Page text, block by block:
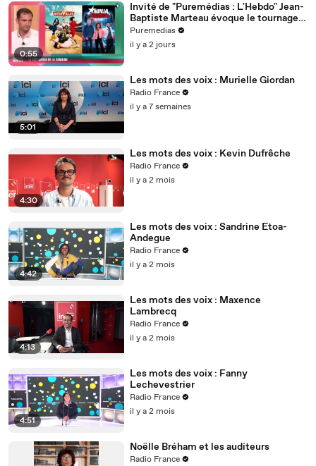
0:55
Invité de "Puremédias : L'Hebdo" Jean-
Baptiste Marteau évoque le tournage
mouvementé de "Fort Boyard"
Puremedias
il y a 2 jours
5:01
Les mots des voix : Murielle Giordan
Radio France
il y a 7 semaines
4:30
Les mots des voix : Kevin Dufrêche
Radio France
il y a 2 mois
4:42
Les mots des voix : Sandrine Etoa-
Andegue
Radio France
il y a 2 mois
4:13
Les mots des voix : Maxence
Lambrecq
Radio France
il y a 2 mois
4:51
Les mots des voix : Fanny
Lechevestrier
Radio France
il y a 2 mois
Noëlle Bréham et les auditeurs
Radio France